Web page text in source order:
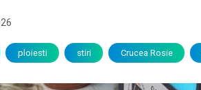
ploiesti stiri Crucea Rosie